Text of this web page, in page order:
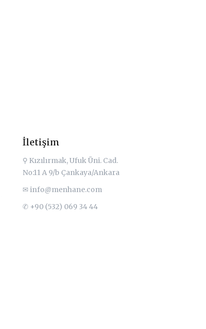
İletişim
⚲ Kızılırmak, Ufuk Üni. Cad.
No:11 A 9/b Çankaya/Ankara
✉ info@menhane.com
✆ +90 (532) 069 34 44